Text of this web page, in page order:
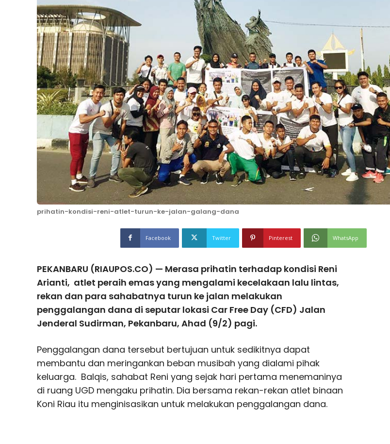
prihatin-kondisi-reni-atlet-turun-ke-jalan-galang-dana
Facebook Twitter Pinterest WhatsApp
PEKANBARU (RIAUPOS.CO) — Merasa prihatin terhadap kondisi Reni
Arianti, atlet peraih emas yang mengalami kecelakaan lalu lintas,
rekan dan para sahabatnya turun ke jalan melakukan
penggalangan dana di seputar lokasi Car Free Day (CFD) Jalan
Jenderal Sudirman, Pekanbaru, Ahad (9/2) pagi.
Penggalangan dana tersebut bertujuan untuk sedikitnya dapat
membantu dan meringankan beban musibah yang dialami pihak
keluarga. Balqis, sahabat Reni yang sejak hari pertama menemaninya
di ruang UGD mengaku prihatin. Dia bersama rekan-rekan atlet binaan
Koni Riau itu menginisasikan untuk melakukan penggalangan dana.